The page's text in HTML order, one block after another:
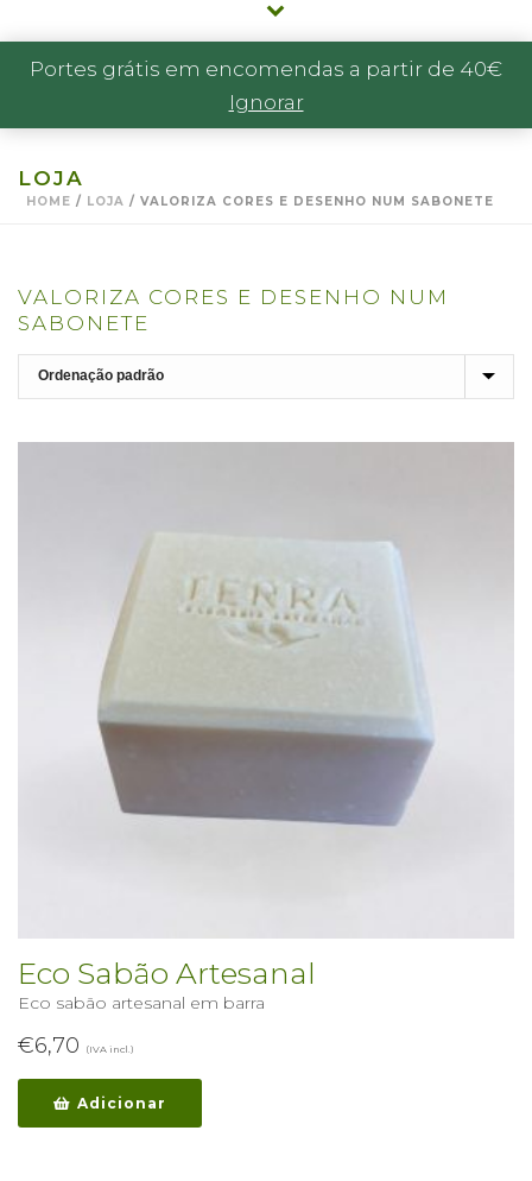
Portes grátis em encomendas a partir de 40€
Ignorar
LOJA
HOME / LOJA / VALORIZA CORES E DESENHO NUM SABONETE
VALORIZA CORES E DESENHO NUM
SABONETE
Eco Sabão Artesanal
Eco sabão artesanal em barra
€6,70 (IVA incl.)
Adicionar